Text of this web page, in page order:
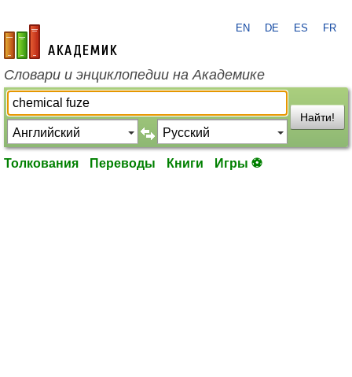
academic.ru
EN DE ES FR
Словари и энциклопедии на Академике
Найти!
Толкования Переводы Книги Игры ⚽